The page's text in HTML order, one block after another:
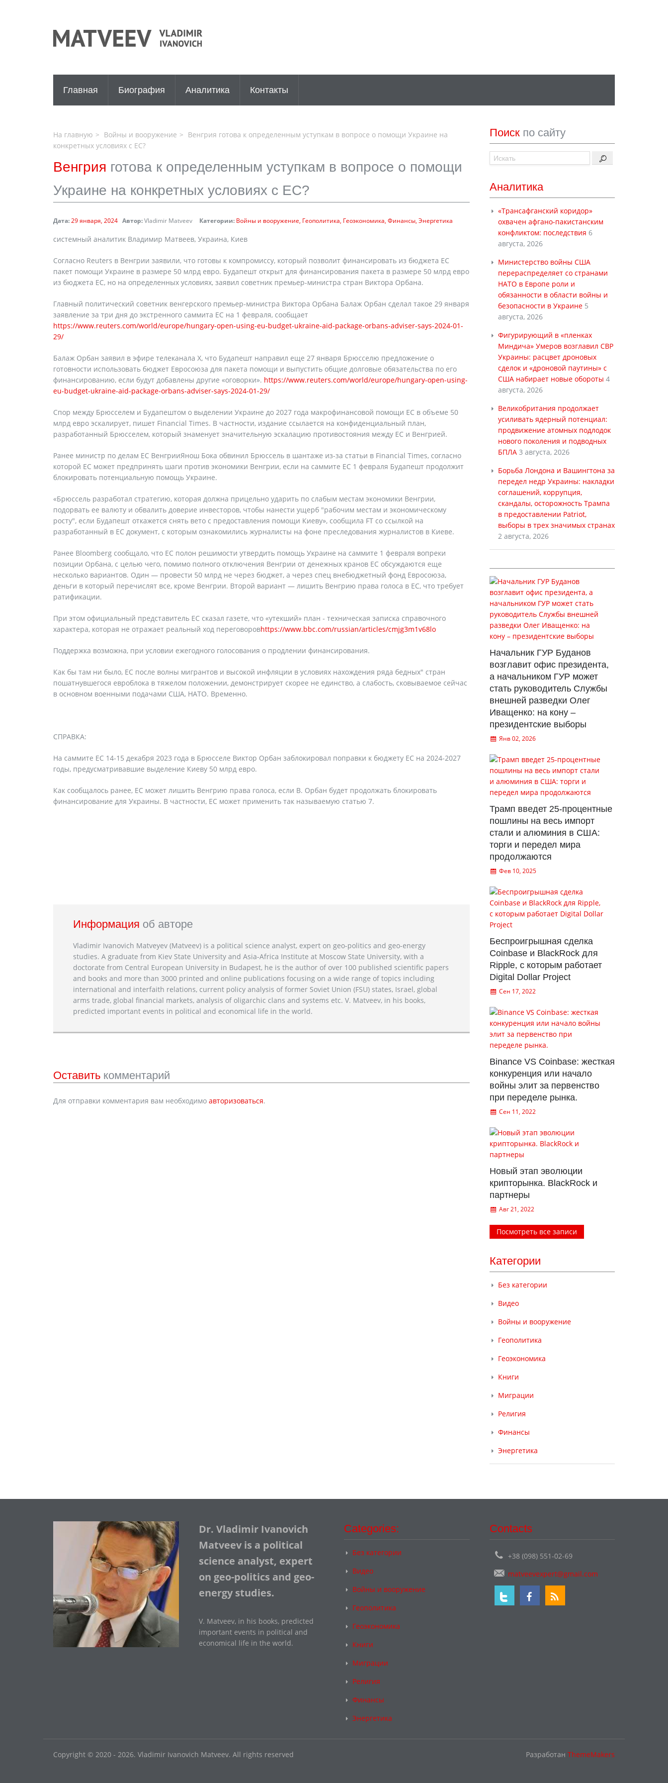
Главная Биография Аналитика Контакты
На главную Войны и вооружение
Венгрия готова к определенным уступкам в вопросе о помощи Украине на
конкретных условиях с ЕС?
Венгрия готова к определенным уступкам в вопросе о помощи
Украине на конкретных условиях с ЕС?
Дата:29 января, 2024 Автор:Vladimir Matveev Категории: Войны и вооружение Геополитика Геоэкономика Финансы Энергетика
cистемный аналитик Владимир Матвеев, Украина, Киев
Согласно Reuters в Венгрии заявили, что готовы к компромиссу, который позволит финансировать из бюджета ЕС
пакет помощи Украине в размере 50 млрд евро. Будапешт открыт для финансирования пакета в размере 50 млрд евро
из бюджета ЕС, но на определенных условиях, заявил советник премьер-министра стран Виктора Орбана.
Главный политический советник венгерского премьер-министра Виктора Орбана Балаж Орбан сделал такое 29 января
заявление за три дня до экстренного саммита ЕС на 1 февраля, сообщает
https://www.reuters.com/world/europe/hungary-open-using-eu-budget-ukraine-aid-package-orbans-adviser-says-2024-01-
29/
Балаж Орбан заявил в эфире телеканала X, что Будапешт направил еще 27 января Брюсселю предложение о
готовности использовать бюджет Евросоюза для пакета помощи и выпустить общие долговые обязательства по его
финансированию, если будут добавлены другие «оговорки». https://www.reuters.com/world/europe/hungary-open-using-
eu-budget-ukraine-aid-package-orbans-adviser-says-2024-01-29/
Спор между Брюсселем и Будапештом о выделении Украине до 2027 года макрофинансовой помощи ЕС в объеме 50
млрд евро эскалирует, пишет Financial Times. В частности, издание ссылается на конфиденциальный план,
разработанный Брюсселем, который знаменует значительную эскалацию противостояния между ЕС и Венгрией.
Ранее министр по делам ЕС ВенгрииЯнош Бока обвинил Брюссель в шантаже из-за статьи в Financial Times, согласно
которой ЕС может предпринять шаги против экономики Венгрии, если на саммите ЕС 1 февраля Будапешт продолжит
блокировать потенциальную помощь Украине.
«Брюссель разработал стратегию, которая должна прицельно ударить по слабым местам экономики Венгрии,
подорвать ее валюту и обвалить доверие инвесторов, чтобы нанести ущерб "рабочим местам и экономическому
росту", если Будапешт откажется снять вето с предоставления помощи Киеву», сообщила FT со ссылкой на
разработанный в ЕС документ, с которым ознакомились журналисты на фоне преследования журналистов в Киеве.
Ранее Bloomberg сообщало, что ЕС полон решимости утвердить помощь Украине на саммите 1 февраля вопреки
позиции Орбана, с целью чего, помимо полного отключения Венгрии от денежных кранов ЕС обсуждаются еще
несколько вариантов. Один — провести 50 млрд не через бюджет, а через спец внебюджетный фонд Евросоюза,
деньги в который перечислят все, кроме Венгрии. Второй вариант — лишить Венгрию права голоса в ЕС, что требует
ратификации.
При этом официальный представитель ЕС сказал газете, что «утекший» план - техническая записка справочного
характера, которая не отражает реальный ход переговоровhttps://www.bbc.com/russian/articles/cmjg3m1v68lo
Поддержка возможна, при условии ежегодного голосования о продлении финансирования.
Как бы там ни было, ЕС после волны мигрантов и высокой инфляции в условиях нахождения ряда бедных" стран
пошатнувшегося евроблока в тяжелом положении, демонстрирует скорее не единство, а слабость, сковываемое сейчас
в основном военными подачами США, НАТО. Временно.
СПРАВКА:
На саммите ЕС 14-15 декабря 2023 года в Брюсселе Виктор Орбан заблокировал поправки к бюджету ЕС на 2024-2027
годы, предусматривавшие выделение Киеву 50 млрд евро.
Как сообщалось ранее, ЕС может лишить Венгрию права голоса, если В. Орбан будет продолжать блокировать
финансирование для Украины. В частности, ЕС может применить так называемую статью 7.
Информация об авторе
Vladimir Ivanovich Matveyev (Matveev) is a political science analyst, expert on geo-politics and geo-energy
studies. A graduate from Kiev State University and Asia-Africa Institute at Moscow State University, with a
doctorate from Central European University in Budapest, he is the author of over 100 published scientific papers
and books and more than 3000 printed and online publications focusing on a wide range of topics including
international and interfaith relations, current policy analysis of former Soviet Union (FSU) states, Israel, global
arms trade, global financial markets, analysis of oligarchic clans and systems etc. V. Matveev, in his books,
predicted important events in political and economical life in the world.
Оставить комментарий
Для отправки комментария вам необходимо авторизоваться.
Поиск по сайту
Аналитика
«Трансафганский коридор»
охвачен афгано-пакистанским
конфликтом: последствия 6
августа, 2026
Министерство войны США
перераспределяет со странами
НАТО в Европе роли и
обязанности в области войны и
безопасности в Украине 5
августа, 2026
Фигурирующий в «пленках
Миндича» Умеров возглавил СВР
Украины: расцвет дроновых
сделок и «дроновой паутины» с
США набирает новые обороты 4
августа, 2026
Великобритания продолжает
усиливать ядерный потенциал:
продвижение атомных подлодок
нового поколения и подводных
БПЛА 3 августа, 2026
Борьба Лондона и Вашингтона за
передел недр Украины: накладки
соглашений, коррупция,
скандалы, осторожность Трампа
в предоставлении Patriot,
выборы в трех значимых странах
2 августа, 2026
Начальник ГУР Буданов
возглавит офис президента,
а начальником ГУР может
стать руководитель Службы
внешней разведки Олег
Иващенко: на кону –
президентские выборы
Янв 02, 2026
Трамп введет 25-процентные
пошлины на весь импорт
стали и алюминия в США:
торги и передел мира
продолжаются
Фев 10, 2025
Беспроигрышная сделка
Coinbase и BlackRock для
Ripple, с которым работает
Digital Dollar Project
Сен 17, 2022
Binance VS Coinbase: жесткая
конкуренция или начало
войны элит за первенство
при переделе рынка.
Сен 11, 2022
Новый этап эволюции
крипторынка. BlackRock и
партнеры
Авг 21, 2022
Посмотреть все записи
Категории
Без категории
Видео
Войны и вооружение
Геополитика
Геоэкономика
Книги
Миграции
Религия
Финансы
Энергетика
Dr. Vladimir Ivanovich
Matveev is a political
science analyst, expert
on geo-politics and geo-
energy studies.
V. Matveev, in his books, predicted
important events in political and
economical life in the world.
Categories:
Без категории
Видео
Войны и вооружение
Геополитика
Геоэкономика
Книги
Миграции
Религия
Финансы
Энергетика
Contacts
+38 (098) 551-02-69
matveevexpert@gmail.com
Copyright © 2020 - 2026. Vladimir Ivanovich Matveev. All rights reserved Разработан ThemeMakers